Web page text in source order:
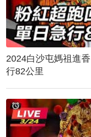
2024白沙屯媽祖進香｜
行82公里